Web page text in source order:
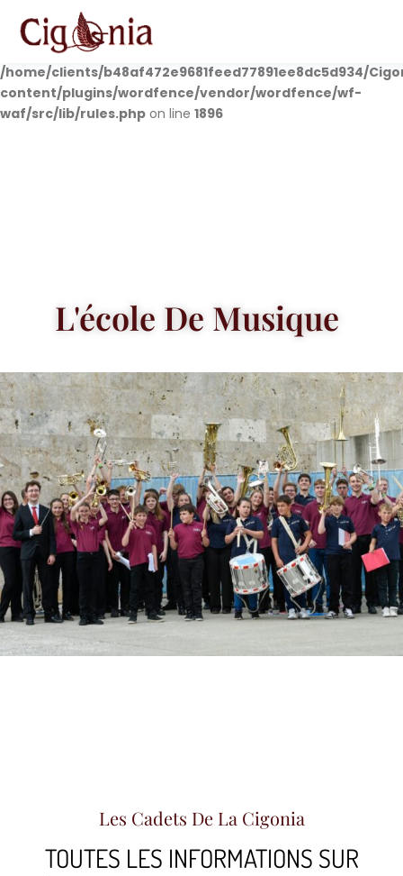
Deprecated: preg_replace(): Passing null to parameter #3
($subject) of type array|string is deprecated in
/home/clients/b48af472e9681feed77891ee8dc5d934/
content/plugins/wordfence/vendor/wordfence/wf-
waf/src/lib/rules.php on line 1896
L'école De Musique
Les Cadets De La Cigonia
TOUTES LES INFORMATIONS SUR